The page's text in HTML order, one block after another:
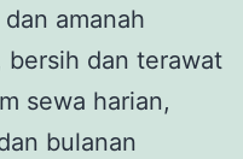
amanah
bersih dan terawat
sewa harian,
bulanan